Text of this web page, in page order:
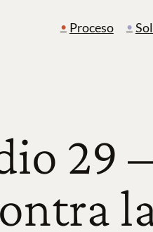
Proceso
29